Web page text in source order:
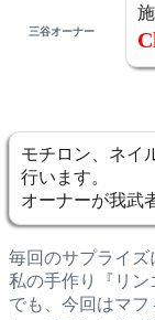
三谷オーナー
モチロン、ネイ
行います。
オーナーが我武
毎回のサプライ
私の手作り『リン
でも、今回はマ